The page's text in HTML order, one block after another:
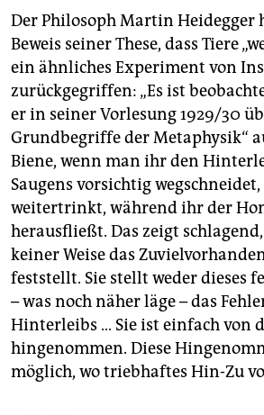
Der Philosoph Martin Heid­egger
Beweis seiner These, dass Tiere
ein ähnliches Experiment von
zurückgegriffen: „Es ist
er in seiner Vorlesung 1929/30
Grundbegriffe der Metaphysik“
Biene, wenn man ihr den
Saugens vorsichtig
weitertrinkt, während ihr der
herausfließt. Das zeigt
keiner Weise das
feststellt. Sie stellt weder dieses
– was noch näher läge – das
Hinterleibs … Sie ist einfach von
hingenommen. Diese
möglich, wo triebhaftes Hin-Zu